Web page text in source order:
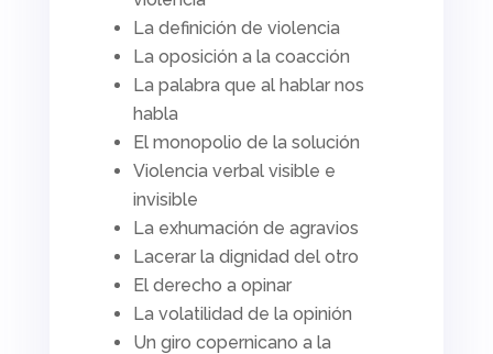
La definición de violencia
La oposición a la coacción
La palabra que al hablar nos
habla
El monopolio de la solución
Violencia verbal visible e
invisible
La exhumación de agravios
Lacerar la dignidad del otro
El derecho a opinar
La volatilidad de la opinión
Un giro copernicano a la